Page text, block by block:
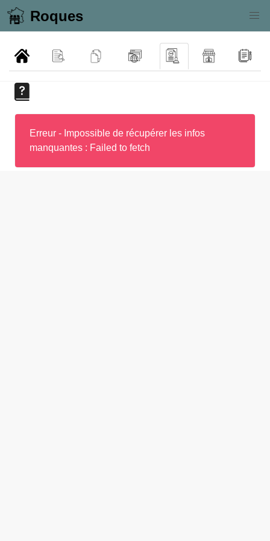
Roques
Erreur - Impossible de récupérer les infos
manquantes : Failed to fetch